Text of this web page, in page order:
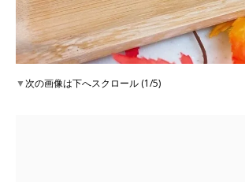
▼次の画像は下へスクロール (1/5)